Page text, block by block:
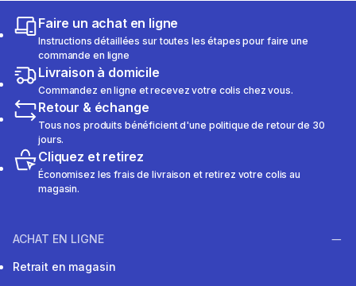
Faire un achat en ligne
Instructions détaillées sur toutes les étapes pour faire une
commande en ligne
Livraison à domicile
Commandez en ligne et recevez votre colis chez vous.
Retour & échange
Tous nos produits bénéficient d'une politique de retour de 30
jours.
Cliquez et retirez
Économisez les frais de livraison et retirez votre colis au
magasin.
ACHAT EN LIGNE
Retrait en magasin